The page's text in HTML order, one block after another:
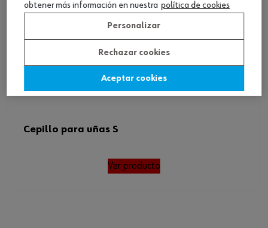
Cepillo para uñas S
Ver producto
obtener más información en nuestra política de cookies
Personalizar
Rechazar cookies
Aceptar cookies